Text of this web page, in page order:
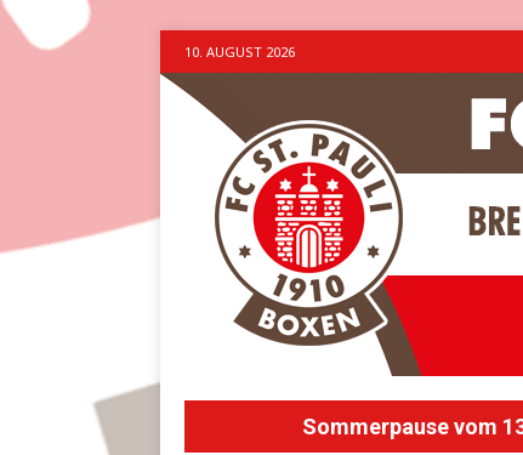
10. AUGUST 2026
Sommerpause vom